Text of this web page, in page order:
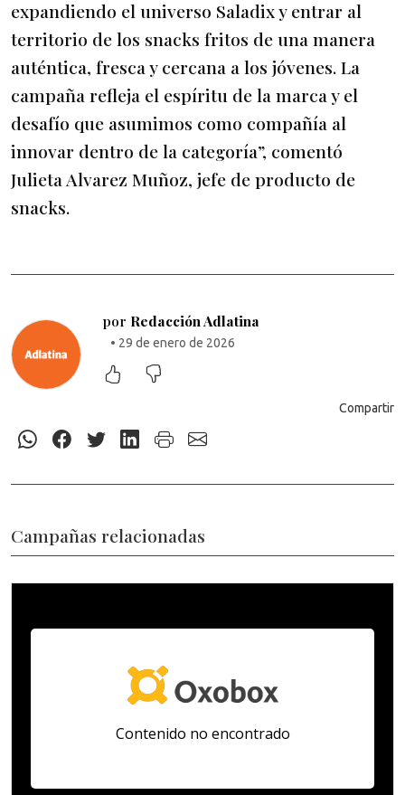
expandiendo el universo Saladix y entrar al
territorio de los snacks fritos de una manera
auténtica, fresca y cercana a los jóvenes. La
campaña refleja el espíritu de la marca y el
desafío que asumimos como compañía al
innovar dentro de la categoría”, comentó
Julieta Alvarez Muñoz, jefe de producto de
snacks.
por Redacción Adlatina
• 29 de enero de 2026
Compartir
Campañas relacionadas